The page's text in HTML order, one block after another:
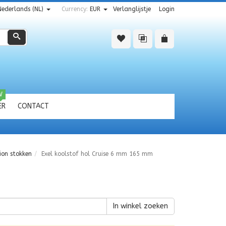
Verlanglijstje Login
Currency: EUR
(NL)
Zoeken
CONTACT
stokken Exel koolstof hol Cruise 6 mm 165 mm
In winkel zoeken